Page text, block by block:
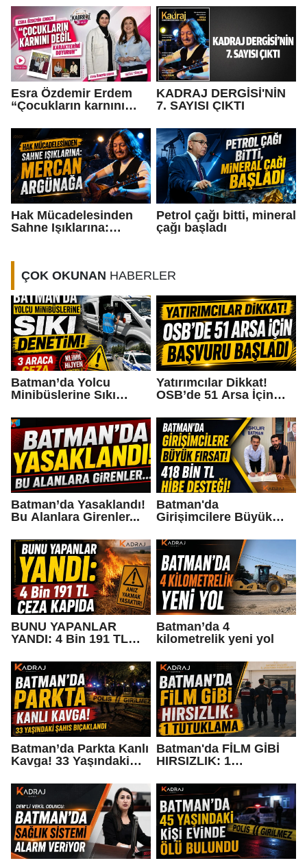
dünya malı..."
Esra Özdemir Erdem
“Çocukların karnını
doyurun”
KADRAJ DERGİSİ'NİN
7. SAYISI ÇIKTI
Hak Mücadelesinden
Sahne Işıklarına:
Petrol çağı bitti, mineral
çağı başladı
ÇOK OKUNAN HABERLER
Batman’da Yolcu
Minibüslerine Sıkı
Yatırımcılar Dikkat!
OSB’de 51 Arsa İçin
Batman’da Yasaklandı!
Bu Alanlara Girenler...
Batman'da
Girişimcilere Büyük
Desteği!
BUNU YAPANLAR
YANDI: 4 Bin 191 TL
Batman’da 4
kilometrelik yeni yol
Batman’da Parkta Kanlı
Kavga! 33 Yaşındaki
Batman'da FİLM GİBİ
HIRSIZLIK: 1